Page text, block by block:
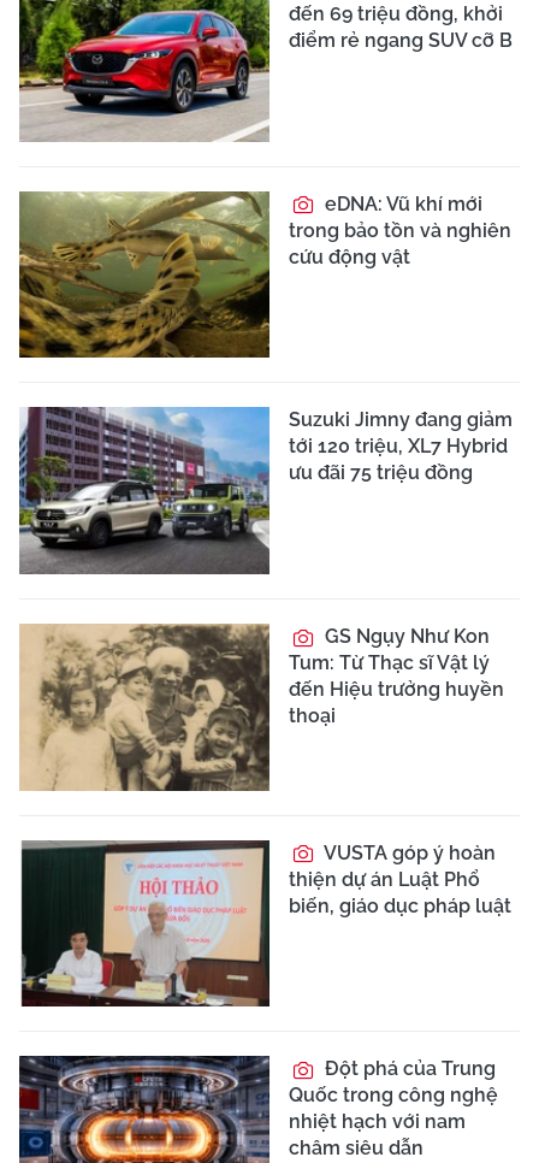
đến 69 triệu đồng, khởi
điểm rẻ ngang SUV cỡ B
eDNA: Vũ khí mới
trong bảo tồn và nghiên
cứu động vật
Suzuki Jimny đang giảm
tới 120 triệu, XL7 Hybrid
ưu đãi 75 triệu đồng
GS Ngụy Như Kon
Tum: Từ Thạc sĩ Vật lý
đến Hiệu trưởng huyền
thoại
VUSTA góp ý hoàn
thiện dự án Luật Phổ
biến, giáo dục pháp luật
Đột phá của Trung
Quốc trong công nghệ
nhiệt hạch với nam
châm siêu dẫn